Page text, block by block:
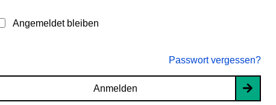
Angemeldet bleiben
Passwort vergessen?
Anmelden